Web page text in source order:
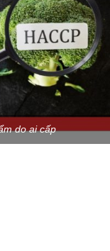
do ai cấp